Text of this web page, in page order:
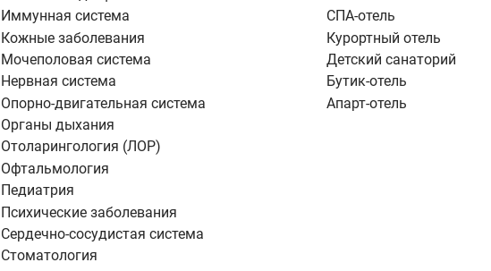
Иммунная система
Кожные заболевания
Мочеполовая система
Нервная система
Опорно-двигательная система
Органы дыхания
Отоларингология (ЛОР)
Офтальмология
Педиатрия
Психические заболевания
Сердечно-сосудистая система
Стоматология
СПА-отель
Курортный отель
Детский санаторий
Бутик-отель
Апарт-отель